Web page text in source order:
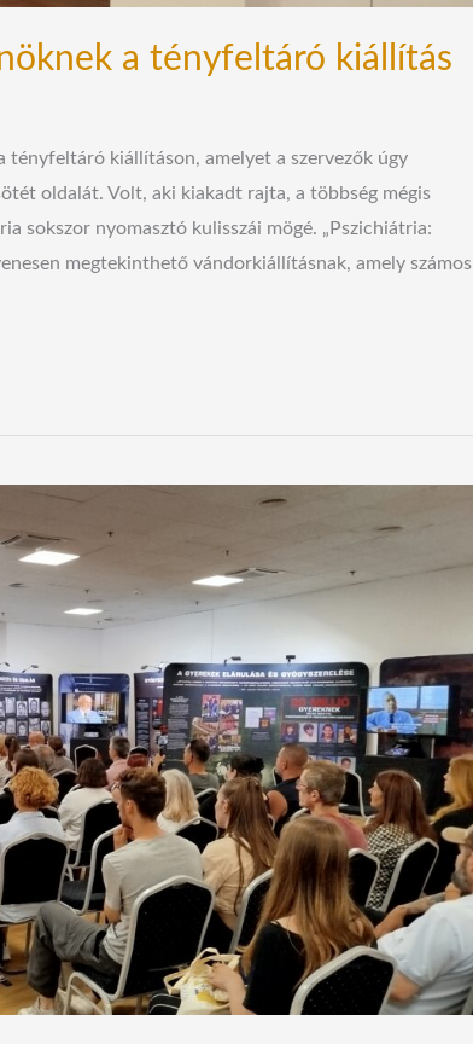
a tényfeltáró kiállítás
tényfeltáró kiállításon, amelyet a szervezők úgy
oldalát. Volt, aki kiakadt rajta, a többség mégis
sokszor nyomasztó kulisszái mögé. „Pszichiátria:
megtekinthető vándorkiállításnak, amely számos